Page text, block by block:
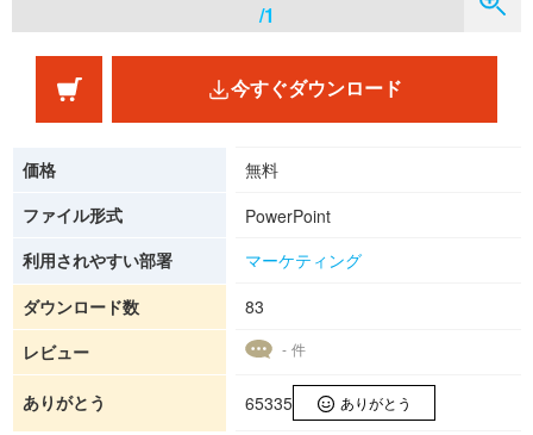
/1
今すぐダウンロード
価格
無料
ファイル形式
PowerPoint
利用されやすい部署
マーケティング
ダウンロード数
83
レビュー
- 件
ありがとう 65335 ありがとう